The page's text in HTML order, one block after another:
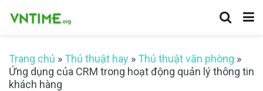
Trang chủ » Thủ thuật hay » Thủ thuật văn phòng »
Ứng dụng của CRM trong hoạt động quản lý thông tin
khách hàng